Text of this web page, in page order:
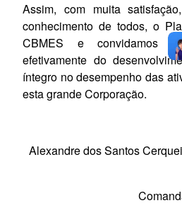
Assim, com muita
conhecimento de todos, o
CBMES e convidamos
efetivamente do
íntegro no desempenho das
esta grande Corporação.
Alexandre dos Santos